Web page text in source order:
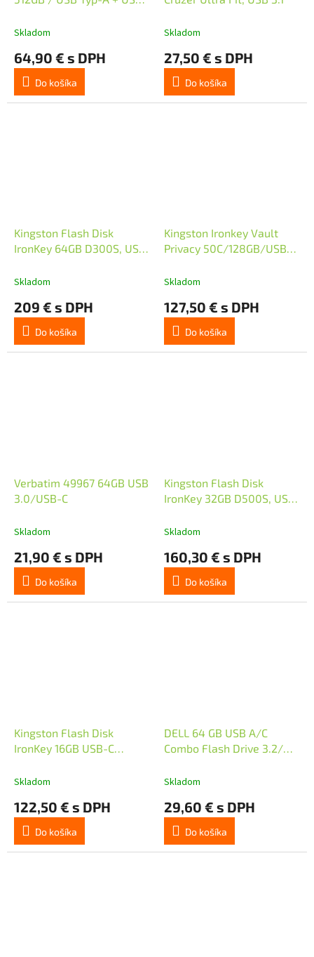
bílo-modrá
Skladom
64,90 € s DPH
Do košíka
Skladom
27,50 € s DPH
Do košíka
Kingston Flash Disk
IronKey 64GB D300S, USB
Skladom
209 € s DPH
Do košíka
Kingston Ironkey Vault
Privacy 50C/128GB/USB
Skladom
127,50 € s DPH
Do košíka
Verbatim 49967 64GB USB
3.0/USB-C
Skladom
21,90 € s DPH
Do košíka
Kingston Flash Disk
IronKey 32GB D500S, USB
Skladom
160,30 € s DPH
Do košíka
Kingston Flash Disk
IronKey 16GB USB-C
140-3 Lvl 3 (Pending) AES-
Skladom
122,50 € s DPH
Do košíka
DELL 64 GB USB A/C
Combo Flash Drive 3.2/
Skladom
29,60 € s DPH
Do košíka